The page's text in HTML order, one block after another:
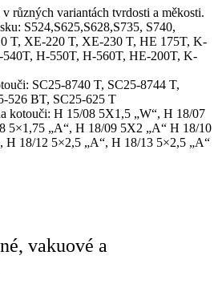
různých variantách tvrdosti a měkosti.
S524,S625,S628,S735, S740,
T, XE-220 T, XE-230 T, HE 175T, K-
540T, H-550T, H-560T, HE-200T, K-
SC25-8740 T, SC25-8744 T,
526 BT, SC25-625 T
kotouči: H 15/08 5X1,5 „W“, H 18/07
5×1,75 „A“, H 18/09 5X2 „A“ H 18/10
H 18/12 5×2,5 „A“, H 18/13 5×2,5 „A“
vakuové a